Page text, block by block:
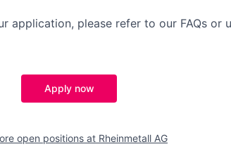
application, please refer to our FAQs or
Apply now
open positions at Rheinmetall AG